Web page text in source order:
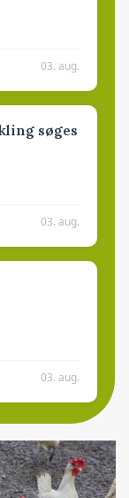
03. aug.
søges
03. aug.
03. aug.